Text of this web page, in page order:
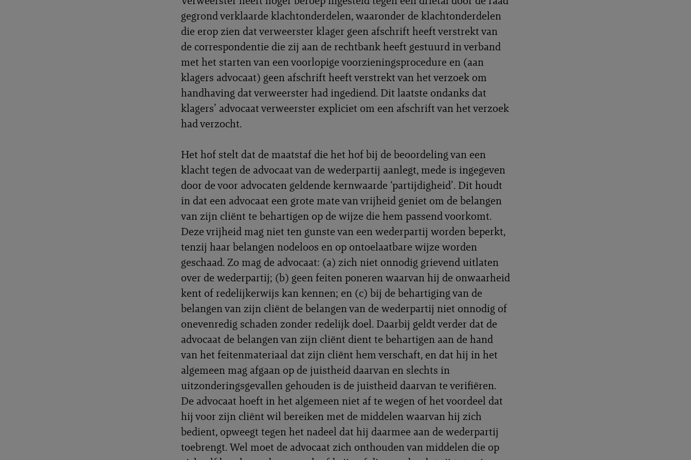
gegrond verklaarde klachtonderdelen, waaronder de klachtonderdelen
die erop zien dat verweerster klager geen afschrift heeft verstrekt van
de correspondentie die zij aan de rechtbank heeft gestuurd in verband
met het starten van een voorlopige voorzieningsprocedure en (aan
klagers advocaat) geen afschrift heeft verstrekt van het verzoek om
handhaving dat verweerster had ingediend. Dit laatste ondanks dat
klagers’ advocaat verweerster expliciet om een afschrift van het verzoek
had verzocht.
Het hof stelt dat de maatstaf die het hof bij de beoordeling van een
klacht tegen de advocaat van de wederpartij aanlegt, mede is ingegeven
door de voor advocaten geldende kernwaarde ‘partijdigheid’. Dit houdt
in dat een advocaat een grote mate van vrijheid geniet om de belangen
van zijn cliënt te behartigen op de wijze die hem passend voorkomt.
Deze vrijheid mag niet ten gunste van een wederpartij worden beperkt,
tenzij haar belangen nodeloos en op ontoelaatbare wijze worden
geschaad. Zo mag de advocaat: (a) zich niet onnodig grievend uitlaten
over de wederpartij; (b) geen feiten poneren waarvan hij de onwaarheid
kent of redelijkerwijs kan kennen; en (c) bij de behartiging van de
belangen van zijn cliënt de belangen van de wederpartij niet onnodig of
onevenredig schaden zonder redelijk doel. Daarbij geldt verder dat de
advocaat de belangen van zijn cliënt dient te behartigen aan de hand
van het feitenmateriaal dat zijn cliënt hem verschaft, en dat hij in het
algemeen mag afgaan op de juistheid daarvan en slechts in
uitzonderingsgevallen gehouden is de juistheid daarvan te verifiëren.
De advocaat hoeft in het algemeen niet af te wegen of het voordeel dat
hij voor zijn cliënt wil bereiken met de middelen waarvan hij zich
bedient, opweegt tegen het nadeel dat hij daarmee aan de wederpartij
toebrengt. Wel moet de advocaat zich onthouden van middelen die op